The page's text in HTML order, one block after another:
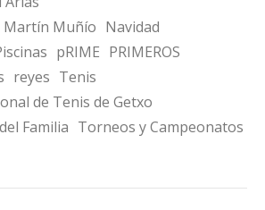
Martín Muñío Navidad
pRIME PRIMEROS
reyes Tenis
de Tenis de Getxo
Familia Torneos y Campeonatos